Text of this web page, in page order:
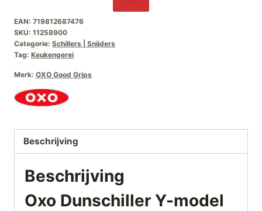
EAN: 719812687476
SKU: 11258900
Categorie: Schillers | Snijders
Tag: Keukengerei
Merk: OXO Good Grips
Beschrijving
Beschrijving
Oxo Dunschiller Y-model